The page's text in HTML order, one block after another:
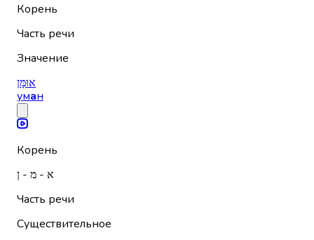
Корень
Часть речи
Значение
אוּמָּן
уман
Корень
א - מ - ן
Часть речи
Существительное